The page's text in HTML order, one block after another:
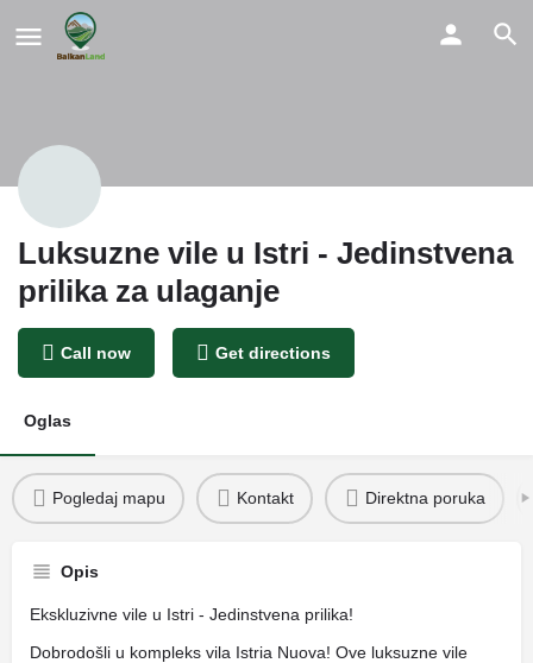
Luksuzne vile u Istri - Jedinstvena
prilika za ulaganje
Call now Get directions
Oglas
Pogledaj mapu Kontakt Direktna poruka
Opis
Ekskluzivne vile u Istri - Jedinstvena prilika!
Dobrodošli u kompleks vila Istria Nuova! Ove luksuzne vile